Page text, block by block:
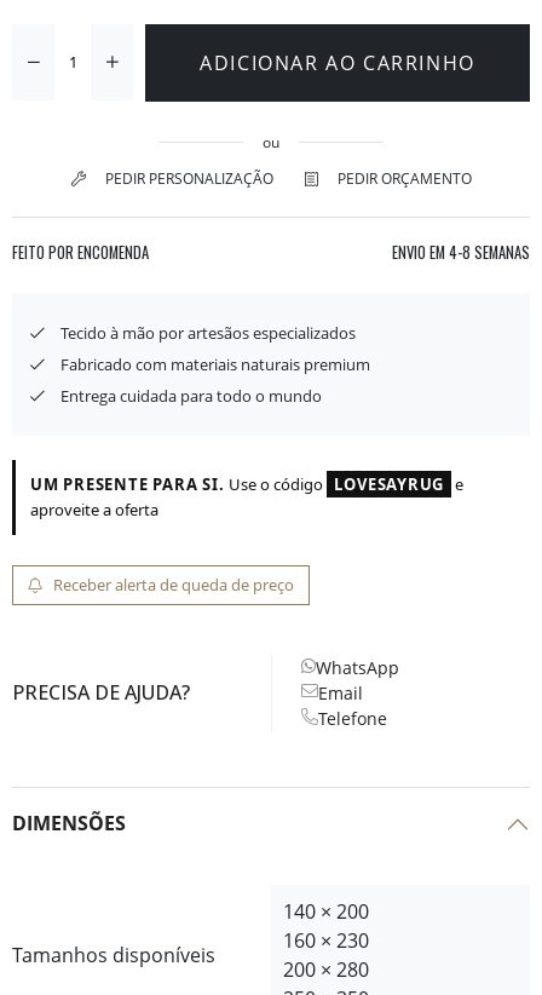
ADICIONAR AO CARRINHO
ou
PEDIR PERSONALIZAÇÃO
PEDIR ORÇAMENTO
FEITO POR ENCOMENDA ENVIO EM 4-8 SEMANAS
Tecido à mão por artesãos especializados
Fabricado com materiais naturais premium
Entrega cuidada para todo o mundo
UM PRESENTE PARA SI. Use o código LOVESAYRUG e
aproveite a oferta
Receber alerta de queda de preço
PRECISA DE AJUDA?
WhatsApp
Email
Telefone
DIMENSÕES
Tamanhos disponíveis
140 × 200
160 × 230
200 × 280